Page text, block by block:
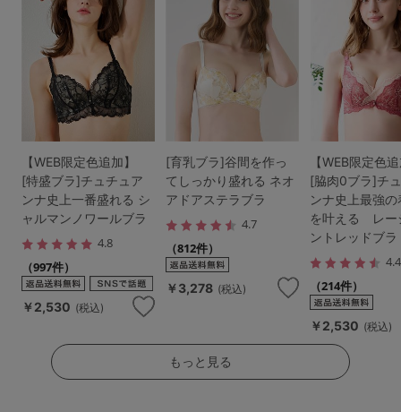
【WEB限定色追加】
[特盛ブラ]チュチュア
ンナ史上一番盛れる シ
ャルマンノワールブラ
4.8
（997件）
￥2,530 (税込)
[育乳ブラ]谷間を作っ
てしっかり盛れる ネオ
アドアステラブラ
4.7
（812件）
￥3,278 (税込)
【WEB限定色
[脇肉0ブラ]チ
ンナ史上最強
を叶える レー
ントレッドブラ
4.4
（214件）
￥2,530 (税込)
もっと見る